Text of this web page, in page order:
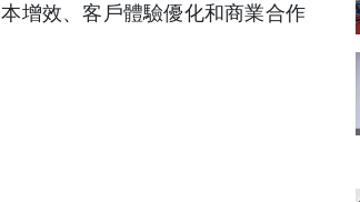
增效、客戶體驗優化和商業合作